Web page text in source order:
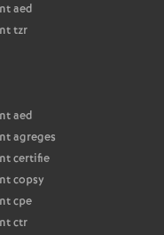
aed
tzr
aed
agreges
certifie
copsy
cpe
ctr